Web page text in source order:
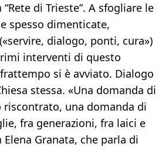
di Trieste”. A sfogliare le
spesso dimenticate,
dialogo, ponti, cura»)
interventi di questo
si è avviato. Dialogo
stessa. «Una domanda di
una domanda di
fra generazioni, fra laici e
Granata, che parla di